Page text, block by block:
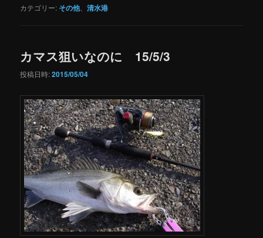
カテゴリー: その他、清水港
カマス狙いなのに 15/5/3
投稿日時:2015/05/04